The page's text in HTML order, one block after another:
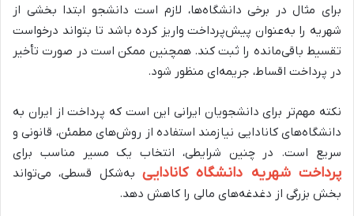
برای مثال در برخی دانشگاه‌ها، لازم است دانشجو ابتدا بخشی از
شهریه را به‌عنوان پیش‌پرداخت واریز کرده باشد تا بتواند درخواست
تقسیط باقی‌مانده را ثبت کند. همچنین ممکن است در صورت تأخیر
در پرداخت اقساط، جریمه‌ای منظور شود.
نکته مهم‌تر برای دانشجویان ایرانی این است که پرداخت از ایران به
دانشگاه‌های کانادایی نیازمند استفاده از روش‌های مطمئن، قانونی و
سریع است. در چنین شرایطی، انتخاب یک مسیر مناسب برای
پرداخت شهریه دانشگاه کانادایی به‌شکل قسطی، می‌تواند
بخش بزرگی از دغدغه‌های مالی را کاهش دهد.